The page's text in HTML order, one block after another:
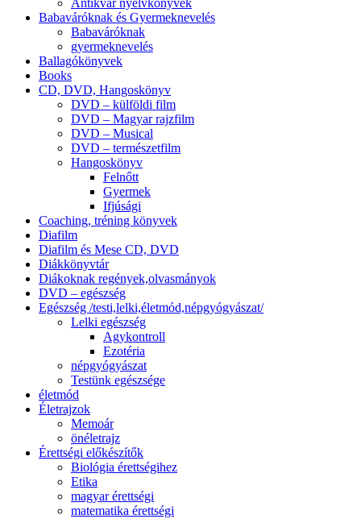
Antikvár nyelvkönyvek
Babaváróknak és Gyermeknevelés
Babaváróknak
gyermeknevelés
Ballagókönyvek
Books
CD, DVD, Hangoskönyv
DVD – külföldi film
DVD – Magyar rajzfilm
DVD – Musical
DVD – természetfilm
Hangoskönyv
Felnőtt
Gyermek
Ifjúsági
Coaching, tréning könyvek
Diafilm
Diafilm és Mese CD, DVD
Diákkönyvtár
Diákoknak regények,olvasmányok
DVD – egészség
Egészség /testi,lelki,életmód,népgyógyászat/
Lelki egészség
Agykontroll
Ezotéria
népgyógyászat
Testünk egészsége
életmód
Életrajzok
Memoár
önéletrajz
Érettségi előkészítők
Biológia érettségihez
Etika
magyar érettségi
matematika érettségi